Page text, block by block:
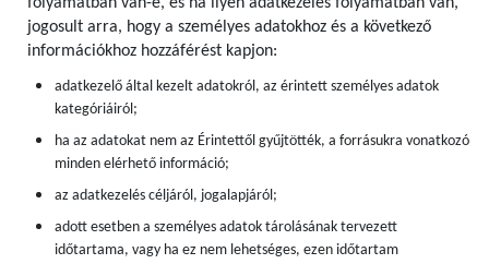
jogosult arra, hogy a személyes adatokhoz és a következő
információkhoz hozzáférést kapjon:
adatkezelő által kezelt adatokról, az érintett személyes adatok
kategóriáiról;
ha az adatokat nem az Érintettől gyűjtötték, a forrásukra vonatkozó
minden elérhető információ;
az adatkezelés céljáról, jogalapjáról;
adott esetben a személyes adatok tárolásának tervezett
időtartama, vagy ha ez nem lehetséges, ezen időtartam